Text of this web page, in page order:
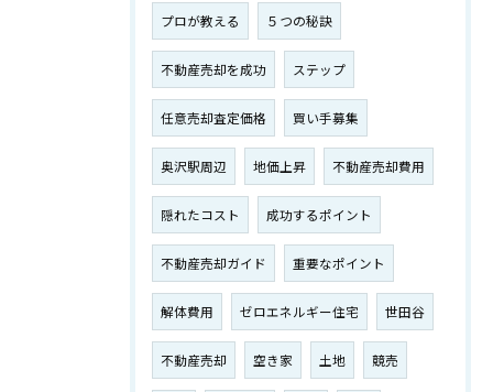
プロが教える ５つの秘訣
不動産売却を成功 ステップ
任意売却査定価格 買い手募集
奥沢駅周辺 地価上昇 不動産売却費用
隠れたコスト 成功するポイント
不動産売却ガイド 重要なポイント
解体費用 ゼロエネルギー住宅 世田谷
不動産売却 空き家 土地 競売